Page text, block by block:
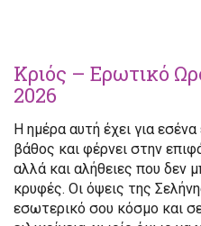
Κριός – Ερωτικό
2026
Η ημέρα αυτή έχει για
βάθος και φέρνει στην
αλλά και αλήθειες που δεν
κρυφές. Οι όψεις της
εσωτερικό σου κόσμο και